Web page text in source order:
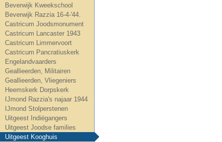
Beverwijk Kweekschool
Beverwijk Razzia 16-4-'44.
Castricum Joodsmonument
Castricum Lancaster 1943
Castricum Limmervoort
Castricum Pancratiuskerk
Engelandvaarders
Geallieerden, Militairen
Geallieerden, Vliegeniers
Heemskerk Dorpskerk
IJmond Razzia's najaar 1944
IJmond Stolperstenen
Uitgeest Indiëgangers
Uitgeest Joodse families
Uitgeest Kooghuis